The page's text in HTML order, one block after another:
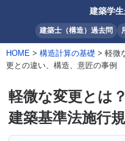
建築学
建築士（構造）過去問
HOME > 構造計算の基礎 > 軽微
更との違い、構造、意匠の事例
軽微な変更とは
建築基準法施行